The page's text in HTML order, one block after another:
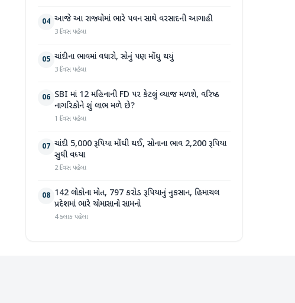
04 આજે આ રાજ્યોમાં ભારે પવન સાથે વરસાદની આગાહી
3 દિવસ પહેલા
05 ચાંદીના ભાવમાં વધારો, સોનું પણ મોંઘુ થયું
3 દિવસ પહેલા
06 SBI માં 12 મહિનાની FD પર કેટલું વ્યાજ મળશે, વરિષ્ઠ
નાગરિકોને શું લાભ મળે છે?
1 દિવસ પહેલા
07 ચાંદી 5,000 રૂપિયા મોંઘી થઈ, સોનાના ભાવ 2,200 રૂપિયા
સુધી વધ્યા
2 દિવસ પહેલા
08 142 લોકોના મોત, 797 કરોડ રૂપિયાનું નુકસાન, હિમાચલ
પ્રદેશમાં ભારે ચોમાસાનો સામનો
4 કલાક પહેલા